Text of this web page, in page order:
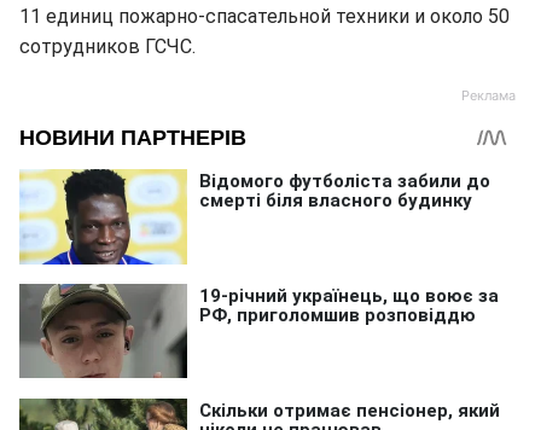
11 единиц пожарно-спасательной техники и около 50
сотрудников ГСЧС.